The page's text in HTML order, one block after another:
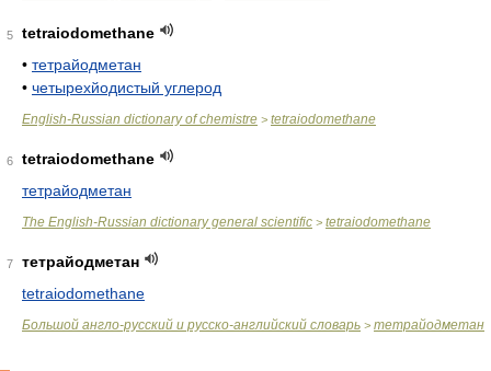
5
tetraiodomethane
• тетрайодметан
• четырехйодистый углерод
English-Russian dictionary of chemistre > tetraiodomethane
6
tetraiodomethane
тетрайодметан
The English-Russian dictionary general scientific > tetraiodomethane
7
тетрайодметан
tetraiodomethane
Большой англо-русский и русско-английский словарь > тетрайодметан